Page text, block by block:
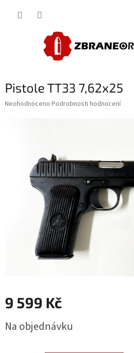
Pistole TT33 7,62x25
Průměrné
hvězdiček.
Neohodnoceno Podrobnosti hodnocení
9 599 Kč
cena:
Na objednávku